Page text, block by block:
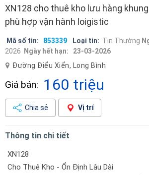
XN128 cho thuê kho lưu hàng
phù hợp vận hành loigistic
Mã số tin: 853339 Loại tin: Tin Thường
2026
Ngày hết hạn:
23-03-2026
Đường Điểu Xiển, Long Bình
Giá bán: 160 triệu
Chia sẻ Vị trí
Thông tin chi tiết
XN128
Cho Thuê Kho - Ổn Định Lâu Dài